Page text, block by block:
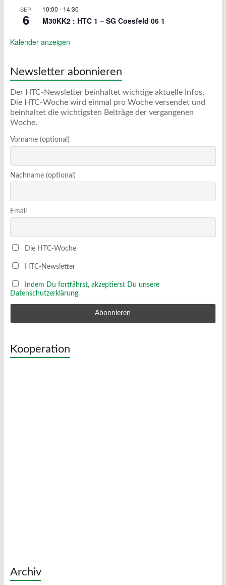
SEP.
6
10:00 - 14:30
M30KK2 : HTC 1 – SG Coesfeld 06 1
Kalender anzeigen
Newsletter abonnieren
Der HTC-Newsletter beinhaltet wichtige aktuelle Infos.
Die HTC-Woche wird einmal pro Woche versendet und
beinhaltet die wichtigsten Beiträge der vergangenen
Woche.
Vorname (optional)
Nachname (optional)
Email
Die HTC-Woche
HTC-Newsletter
Indem Du fortfährst, akzeptierst Du unsere
Datenschutzerklärung.
Kooperation
Archiv